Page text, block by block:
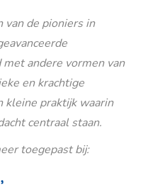
van de pioniers in
andere vormen van
en krachtige
kleine praktijk waarin
centraal staan.
toegepast bij: